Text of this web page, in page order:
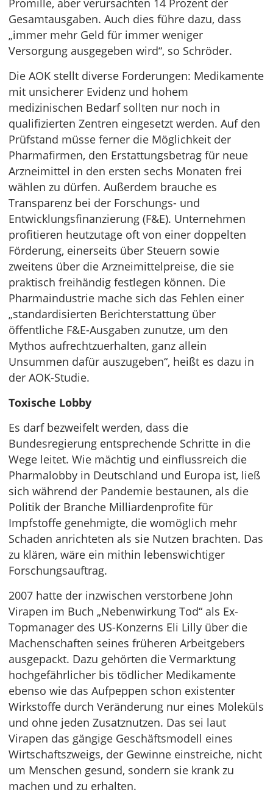
Promille, aber verursachten 14 Prozent der
Gesamtausgaben. Auch dies führe dazu, dass
„immer mehr Geld für immer weniger
Versorgung ausgegeben wird“, so Schröder.
Die AOK stellt diverse Forderungen: Medikamente
mit unsicherer Evidenz und hohem
medizinischen Bedarf sollten nur noch in
qualifizierten Zentren eingesetzt werden. Auf den
Prüfstand müsse ferner die Möglichkeit der
Pharmafirmen, den Erstattungsbetrag für neue
Arzneimittel in den ersten sechs Monaten frei
wählen zu dürfen. Außerdem brauche es
Transparenz bei der Forschungs- und
Entwicklungsfinanzierung (F&E). Unternehmen
profitieren heutzutage oft von einer doppelten
Förderung, einerseits über Steuern sowie
zweitens über die Arzneimittelpreise, die sie
praktisch freihändig festlegen können. Die
Pharmaindustrie mache sich das Fehlen einer
„standardisierten Berichterstattung über
öffentliche F&E-Ausgaben zunutze, um den
Mythos aufrechtzuerhalten, ganz allein
Unsummen dafür auszugeben“, heißt es dazu in
der AOK-Studie.
Toxische Lobby
Es darf bezweifelt werden, dass die
Bundesregierung entsprechende Schritte in die
Wege leitet. Wie mächtig und einflussreich die
Pharmalobby in Deutschland und Europa ist, ließ
sich während der Pandemie bestaunen, als die
Politik der Branche Milliardenprofite für
Impfstoffe genehmigte, die womöglich mehr
Schaden anrichteten als sie Nutzen brachten. Das
zu klären, wäre ein mithin lebenswichtiger
Forschungsauftrag.
2007 hatte der inzwischen verstorbene John
Virapen im Buch „Nebenwirkung Tod“ als Ex-
Topmanager des US-Konzerns Eli Lilly über die
Machenschaften seines früheren Arbeitgebers
ausgepackt. Dazu gehörten die Vermarktung
hochgefährlicher bis tödlicher Medikamente
ebenso wie das Aufpeppen schon existenter
Wirkstoffe durch Veränderung nur eines Moleküls
und ohne jeden Zusatznutzen. Das sei laut
Virapen das gängige Geschäftsmodell eines
Wirtschaftszweigs, der Gewinne einstreiche, nicht
um Menschen gesund, sondern sie krank zu
machen und zu erhalten.